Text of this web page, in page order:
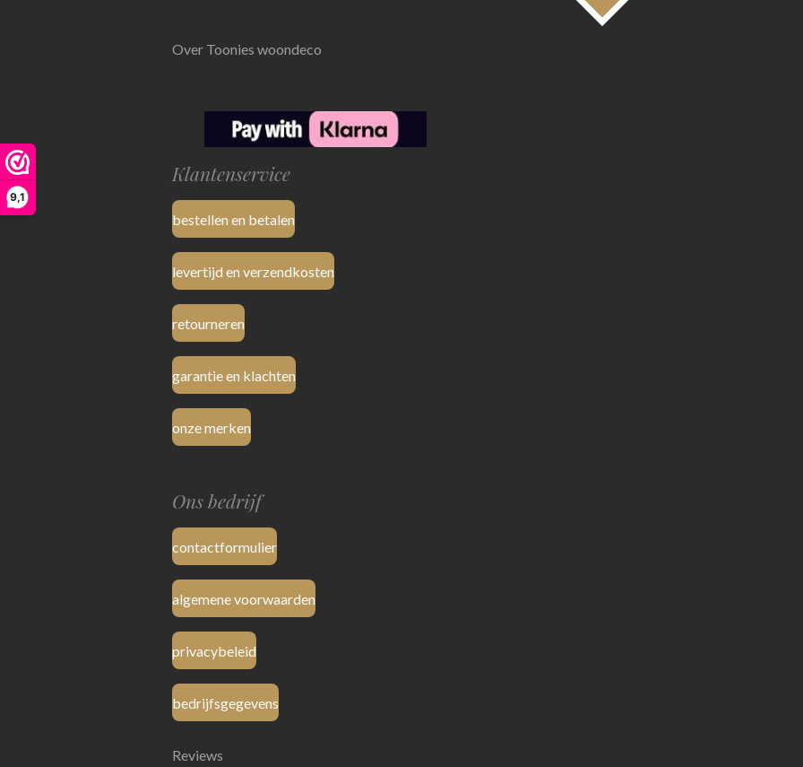
9,1
Over Toonies woondeco
Klantenservice
bestellen en betalen
levertijd en verzendkosten
retourneren
garantie en klachten
onze merken
Ons bedrijf
contactformulier
algemene voorwaarden
privacybeleid
bedrijfsgegevens
Reviews